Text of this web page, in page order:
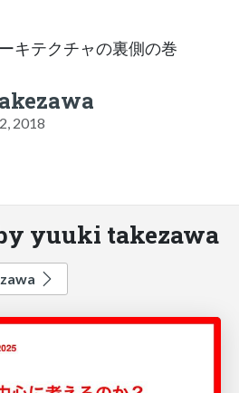
キテクチャの裏側の巻
2018
yuuki takezawa